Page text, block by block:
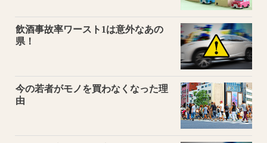
飲酒事故率ワースト1は意外なあの
県！
今の若者がモノを買わなくなった理
由